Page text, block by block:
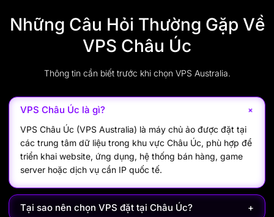
Những Câu Hỏi Thường Gặp Về
VPS Châu Úc
VPS Châu Úc là gì? +
VPS Châu Úc (VPS Australia) là máy chủ ảo được đặt tại
các trung tâm dữ liệu trong khu vực Châu Úc, phù hợp để
triển khai website, ứng dụng, hệ thống bán hàng, game
server hoặc dịch vụ cần IP quốc tế.
Tại sao nên chọn VPS đặt tại Châu Úc? +